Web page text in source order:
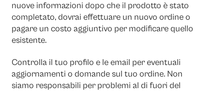
nuove informazioni dopo che il prodotto è stato
completato, dovrai effettuare un nuovo ordine o
pagare un costo aggiuntivo per modificare quello
esistente.
Controlla il tuo profilo e le email per eventuali
aggiornamenti o domande sul tuo ordine. Non
siamo responsabili per problemi al di fuori del